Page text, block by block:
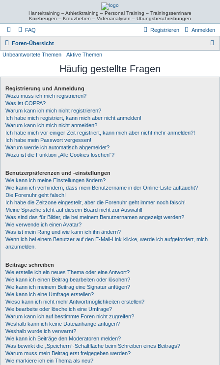
Hanteltraining – Athletiktraining – Personal Training – Trainingsseminare
Kniebeugen – Kreuzheben – Videoanalysen – Übungsbeschreibungen
FAQ Anmelden
Registrieren
Foren-Übersicht
h
Unbeantwortete Themen Aktive Themen
Häufig gestellte Fragen
Registrierung und Anmeldung
Wozu muss ich mich registrieren?
Was ist COPPA?
Warum kann ich mich nicht registrieren?
Ich habe mich registriert, kann mich aber nicht anmelden!
Warum kann ich mich nicht anmelden?
Ich habe mich vor einiger Zeit registriert, kann mich aber nicht mehr anmelden?!
Ich habe mein Passwort vergessen!
Warum werde ich automatisch abgemeldet?
Wozu ist die Funktion „Alle Cookies löschen“?
Benutzerpräferenzen und -einstellungen
Wie kann ich meine Einstellungen ändern?
Wie kann ich verhindern, dass mein Benutzername in der Online-Liste auftaucht?
Die Forenuhr geht falsch!
Ich habe die Zeitzone eingestellt, aber die Forenuhr geht immer noch falsch!
Meine Sprache steht auf diesem Board nicht zur Auswahl!
Was sind das für Bilder, die bei meinem Benutzernamen angezeigt werden?
Wie verwende ich einen Avatar?
Was ist mein Rang und wie kann ich ihn ändern?
Wenn ich bei einem Benutzer auf den E-Mail-Link klicke, werde ich aufgefordert, mich
anzumelden.
Beiträge schreiben
Wie erstelle ich ein neues Thema oder eine Antwort?
Wie kann ich einen Beitrag bearbeiten oder löschen?
Wie kann ich meinem Beitrag eine Signatur anfügen?
Wie kann ich eine Umfrage erstellen?
Wieso kann ich nicht mehr Antwortmöglichkeiten erstellen?
Wie bearbeite oder lösche ich eine Umfrage?
Warum kann ich auf bestimmte Foren nicht zugreifen?
Weshalb kann ich keine Dateianhänge anfügen?
Weshalb wurde ich verwarnt?
Wie kann ich Beiträge den Moderatoren melden?
Was bewirkt die „Speichern“-Schaltfläche beim Schreiben eines Beitrags?
Warum muss mein Beitrag erst freigegeben werden?
Wie markiere ich ein Thema als neu?